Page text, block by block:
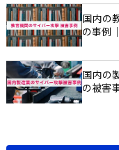
国内の
の事例
国内の
の被害